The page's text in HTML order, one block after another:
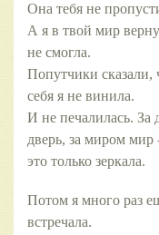
Она тебя не
А я в твой мир
не смогла.
Попутчики сказали,
себя я не винила.
И не печалилась. За
дверь, за миром мир
это только зеркала.
Потом я много раз
встречала.